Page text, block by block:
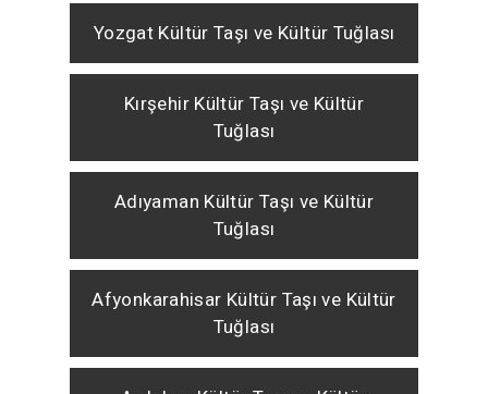
Yozgat Kültür Taşı ve Kültür Tuğlası
Kırşehir Kültür Taşı ve Kültür
Tuğlası
Adıyaman Kültür Taşı ve Kültür
Tuğlası
Afyonkarahisar Kültür Taşı ve Kültür
Tuğlası